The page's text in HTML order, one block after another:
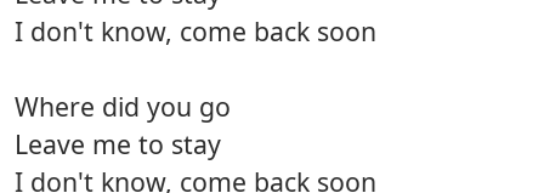
I don't know, come back soon
Where did you go
Leave me to stay
I don't know, come back soon